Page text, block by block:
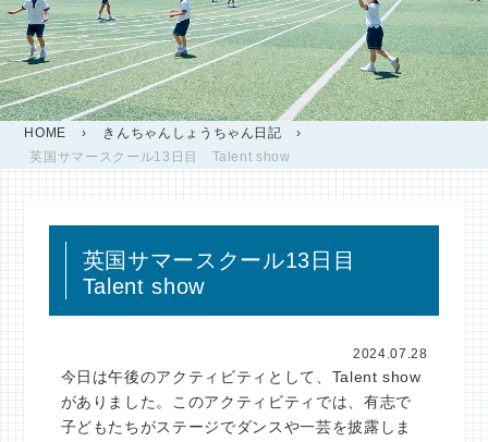
HOME › きんちゃんしょうちゃん日記
›
英国サマースクール13日目 Talent show
英国サマースクール13日目
Talent show
2024.07.28
今日は午後のアクティビティとして、Talent show
がありました。このアクティビティでは、有志で
子どもたちがステージでダンスや一芸を披露しま